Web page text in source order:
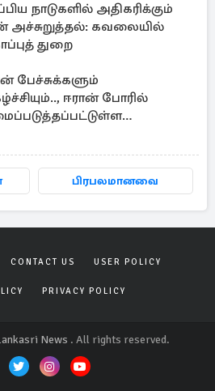
நாடுகளில் அதிகரிக்கும்
அச்சுறுத்தல்: கவலையில்
துறை
பேச்சுக்களும்
ஈரான் போரில்
பிரபலமானவை
CONTACT US USER POLICY
PRIVACY POLICY
News . All rights reserved.